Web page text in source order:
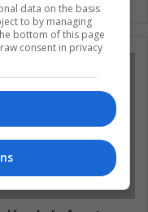
data on the basis
to by managing
bottom of this page
consent in privacy